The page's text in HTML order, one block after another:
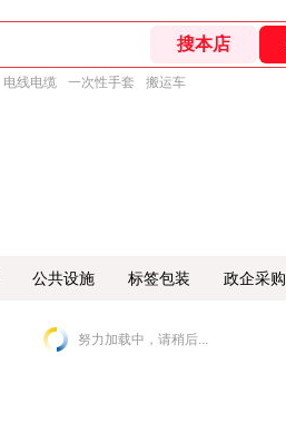
电线电缆 一次性手套 搬运车
公共设施 标签包装 政企采购
努力加载中，请稍后...